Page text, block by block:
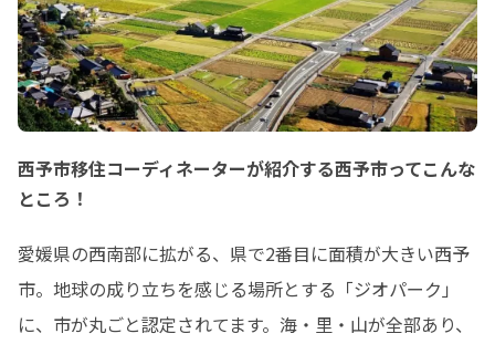
西予市移住コーディネーターが紹介する西予市ってこんな
ところ！
愛媛県の西南部に拡がる、県で2番目に面積が大きい西予
市。地球の成り立ちを感じる場所とする「ジオパーク」
に、市が丸ごと認定されてます。海・里・山が全部あり、